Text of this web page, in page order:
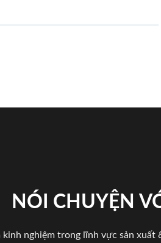
NÓI CHUYỆN
kinh nghiệm trong lĩnh vực sản